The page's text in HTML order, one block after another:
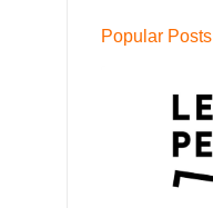
Popular Posts